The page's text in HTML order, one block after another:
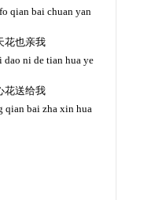
qian bai chuan yan
花也亲我
ni de tian hua ye
花送给我
qian bai zha xin hua